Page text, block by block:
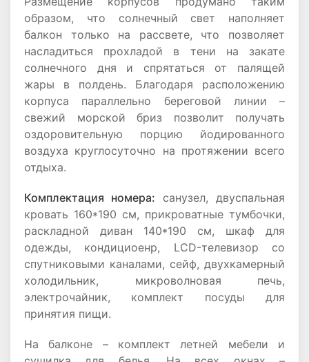
образом, что солнечный свет наполняет
балкон только на рассвете, что позволяет
насладиться прохладой в тени на закате
солнечного дня и спрятаться от палящей
жары в полдень. Благодаря расположению
корпуса параллельно береговой линии –
свежий морской бриз позволит получать
оздоровительную порцию йодированного
воздуха круглосуточно на протяжении всего
отдыха.
Комплектация номера: санузел, двуспальная
кровать 160*190 см, прикроватные тумбочки,
раскладной диван 140*190 см, шкаф для
одежды, кондициоенр, LCD-телевизор со
спутниковыми каналами, сейф, двухкамерный
холодильник, микроволновая печь,
электрочайник, комплект посуды для
принятия пищи.
На балконе – комплект летней мебели и